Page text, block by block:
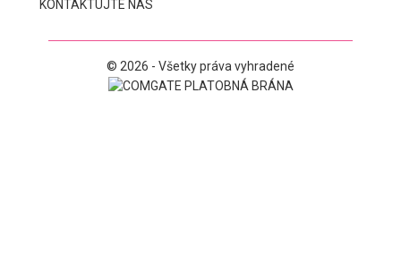
KONTAKTUJTE NÁS
© 2026 - Všetky práva vyhradené